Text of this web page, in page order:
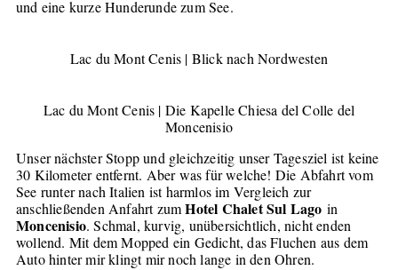
und eine kurze Hunderunde zum See.
Lac du Mont Cenis | Blick nach Nordwesten
Lac du Mont Cenis | Die Kapelle Chiesa del Colle del
Moncenisio
Unser nächster Stopp und gleichzeitig unser Tagesziel ist keine
30 Kilometer entfernt. Aber was für welche! Die Abfahrt vom
See runter nach Italien ist harmlos im Vergleich zur
anschließenden Anfahrt zumHotel Chalet Sul Lago in
Moncenisio. Schmal, kurvig, unübersichtlich, nicht enden
wollend. Mit dem Mopped ein Gedicht, das Fluchen aus dem
Auto hinter mir klingt mir noch lange in den Ohren.